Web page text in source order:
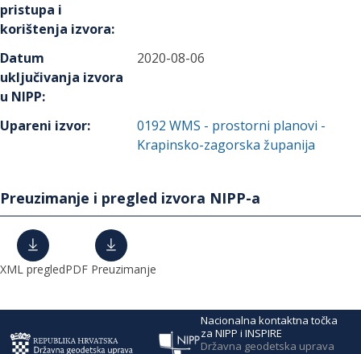
pristupa i
korištenja izvora:
Datum
uključivanja izvora
u NIPP:
2020-08-06
Upareni izvor: 0192 WMS - prostorni planovi -
Krapinsko-zagorska županija
Preuzimanje i pregled izvora NIPP-a
XML pregledPDF Preuzimanje
Nacionalna kontaktna točka
za NIPP i INSPIRE
Državna geodetska uprava